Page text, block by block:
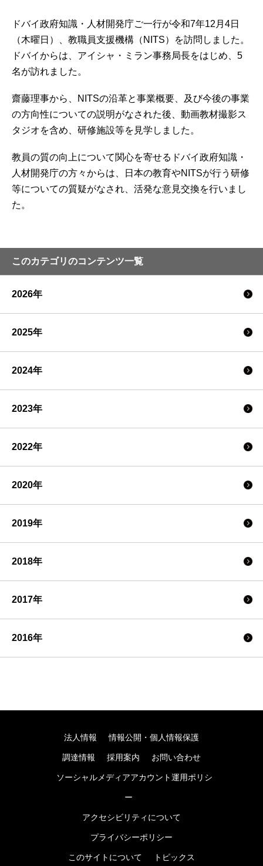
ドバイ政府知識・人材開発庁ご一行が令和7年12月4日
（木曜日）、教職員支援機構（NITS）を訪問しました。
ドバイからは、アイシャ・ミラン事務局長をはじめ、5
名が訪れました。
齋藤理事から、NITSの沿革と事業概要、及び今後の事業
の方向性についての説明がなされた後、動画教材撮影ス
タジオを含め、研修施設等を見学しました。
教員の質の向上について関心を寄せるドバイ政府知識・
人材開発庁の方々からは、日本の教育やNITSが行う研修
等についての質疑がなされ、活発な意見交換を行いまし
た。
このカテゴリのコンテンツ一覧
2026年
2025年
2024年
2023年
2022年
2020年
2019年
2018年
2017年
2016年
法人情報 情報公開・個人情報保護
調達情報 採用案内 お問い合わせ
ソーシャルメディアアカウント運用ポリシ
ー
アクセシビリティについて
プライバシーポリシー
このサイトについて トピックス